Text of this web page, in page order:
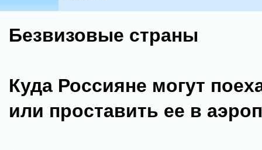
Безвизовые страны
Куда Россияне могут
или проставить ее в